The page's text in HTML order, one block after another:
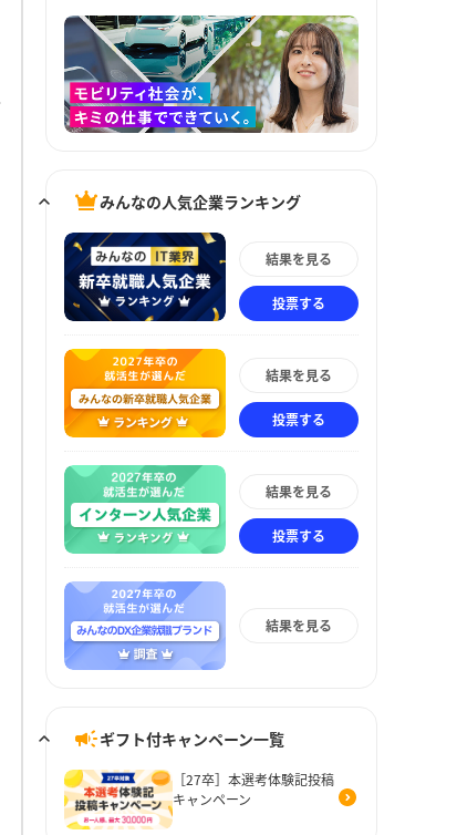
みんなの人気企業ランキング
結果を見る
投票する
結果を見る
投票する
結果を見る
投票する
結果を見る
ギフト付キャンペーン一覧
［27卒］本選考体験記投稿
キャンペーン